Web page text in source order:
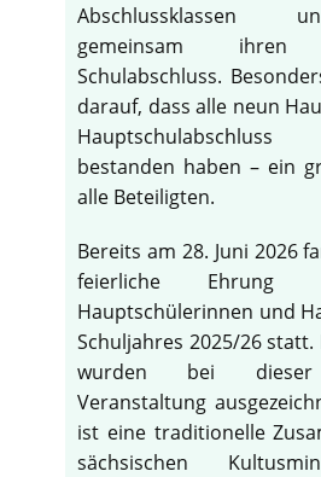
Abschlussklassen
gemeinsam ihren
Schulabschluss.
darauf, dass alle neun
bestanden haben – ein
alle Beteiligten.
Bereits am 28. Juni 2026
feierliche Ehrung
Hauptschülerinnen und
Schuljahres 2025/26 statt.
wurden bei dieser
Veranstaltung
ist eine traditionelle
sächsischen